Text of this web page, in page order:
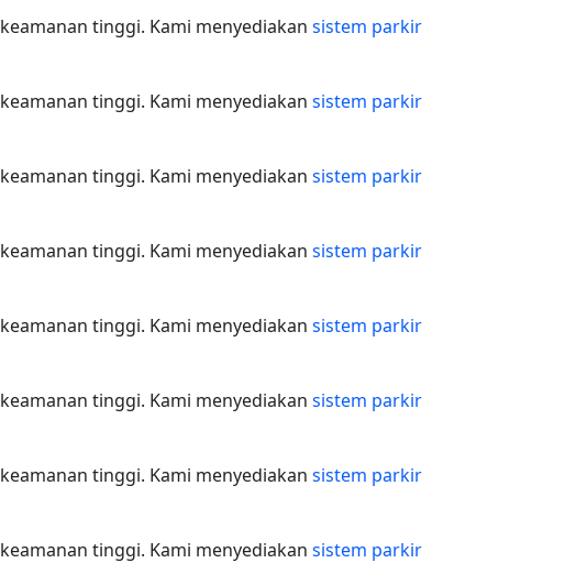
tinggi. Kami menyediakan sistem parkir
tinggi. Kami menyediakan sistem parkir
tinggi. Kami menyediakan sistem parkir
tinggi. Kami menyediakan sistem parkir
tinggi. Kami menyediakan sistem parkir
tinggi. Kami menyediakan sistem parkir
tinggi. Kami menyediakan sistem parkir
tinggi. Kami menyediakan sistem parkir